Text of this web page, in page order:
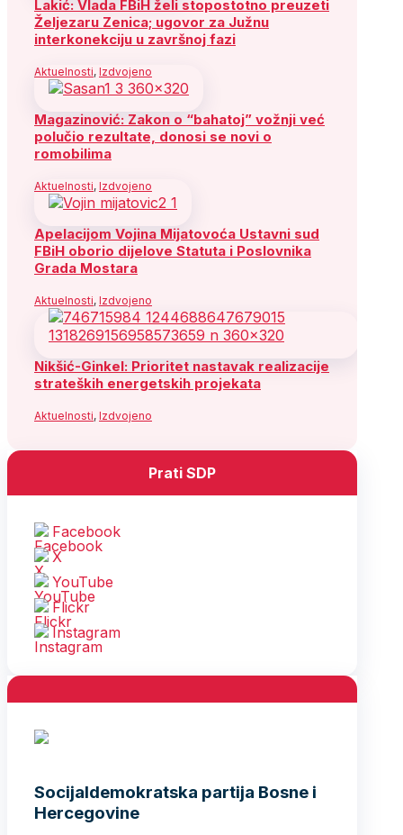
Lakić: Vlada FBiH želi stopostotno preuzeti
Željezaru Zenica; ugovor za Južnu
interkonekciju u završnoj fazi
Aktuelnosti, Izdvojeno
Magazinović: Zakon o “bahatoj” vožnji već
polučio rezultate, donosi se novi o
romobilima
Aktuelnosti, Izdvojeno
Apelacijom Vojina Mijatovoća Ustavni sud
FBiH oborio dijelove Statuta i Poslovnika
Grada Mostara
Aktuelnosti, Izdvojeno
Nikšić-Ginkel: Prioritet nastavak realizacije
strateških energetskih projekata
Aktuelnosti, Izdvojeno
Prati SDP
Facebook
X
YouTube
Flickr
Instagram
Socijaldemokratska partija Bosne i
Hercegovine